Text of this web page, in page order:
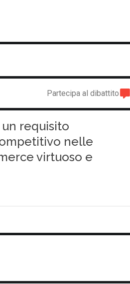
Partecipa al dibattito
requisito
nelle
virtuoso e